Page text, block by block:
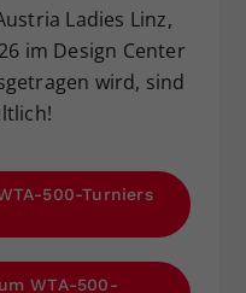
Ladies Linz,
im Design Center
wird, sind
500-Turniers
WTA-500-